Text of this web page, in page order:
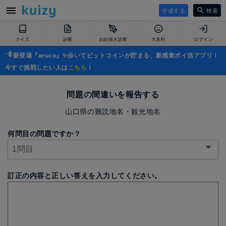
作成する 検索
クイズ 診断 お絵描き診断 大喜利 ログイン
新登場『aruco』✨歩いてビットコインが貯まる、新感覚ポイ活アプリ！
今すぐ挑戦したい人はこちら ！
問題の間違いを報告する
山口県の難読地名・観光地名
何問目の問題ですか？
訂正の内容と正しい答えを入力してください。